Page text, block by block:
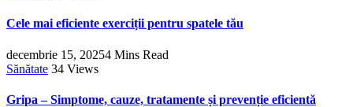
Cele mai eficiente exerciții pentru spatele tău
decembrie 15, 20254 Mins Read
Sănătate 34 Views
Gripa – Simptome, cauze, tratamente și prevenție eficientă